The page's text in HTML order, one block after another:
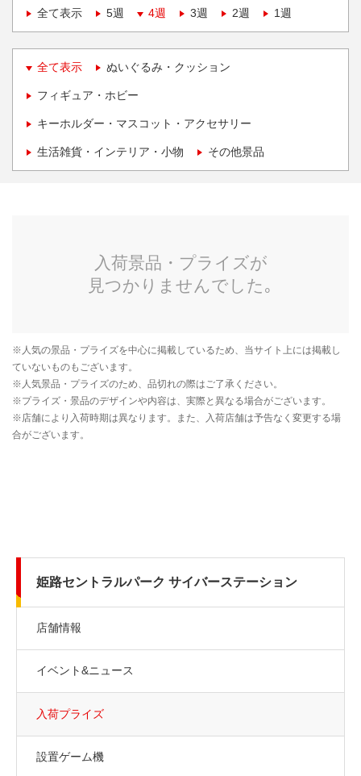
全て表示
5週 4週 3週 2週 1週
全て表示 ぬいぐるみ・クッション
フィギュア・ホビー
キーホルダー・マスコット・アクセサリー
生活雑貨・インテリア・小物 その他景品
姫路セントラルパーク サイバーステーション
店舗情報
イベント&ニュース
入荷プライズ
設置ゲーム機